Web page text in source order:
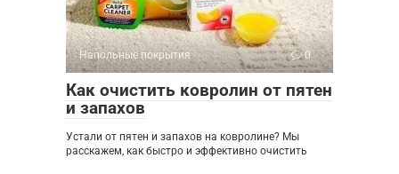
Напольные покрытия 0
Как очистить ковролин от пятен
и запахов
Устали от пятен и запахов на ковролине? Мы
расскажем, как быстро и эффективно очистить